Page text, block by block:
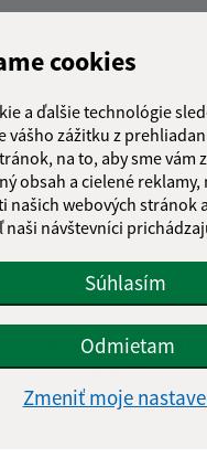
cookies
a ďalšie technológie
vášho zážitku z
na to, aby sme vám
obsah a cielené reklamy,
našich webových stránok
návštevníci
Súhlasím
Odmietam
Zmeniť moje
Úradné hodiny:
8:00 – 12:30 |
8:00 – 12:30 |
8:00 – 12:30 |
nestránkový deň
8:00 – 13:00
Kontakt:
Obec (Veľká Ida)
Obecný úrad (Veľká Ida)
Kaštieľ 42
044 55 Veľká Ida